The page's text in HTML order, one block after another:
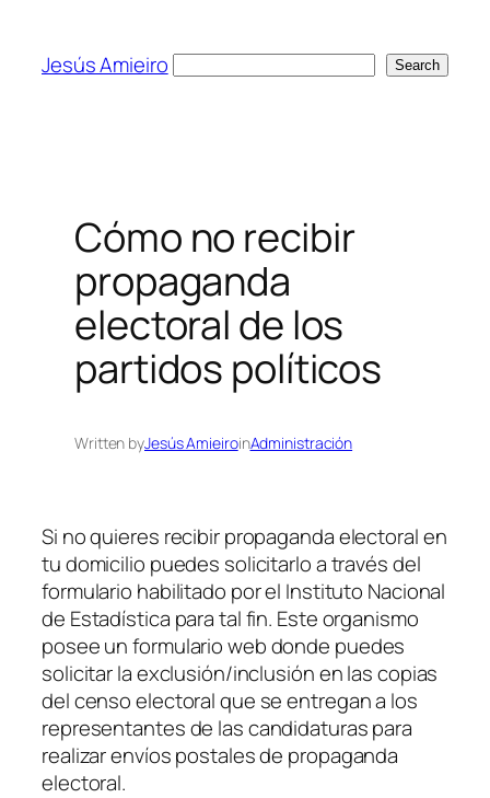
content
Jesús Amieiro Search
Cómo no recibir
propaganda
electoral de los
partidos políticos
Written byJesús AmieiroinAdministración
Si no quieres recibir propaganda electoral en
tu domicilio puedes solicitarlo a través del
formulario habilitado por el Instituto Nacional
de Estadística para tal fin. Este organismo
posee un formulario web donde puedes
solicitar la exclusión/inclusión en las copias
del censo electoral que se entregan a los
representantes de las candidaturas para
realizar envíos postales de propaganda
electoral.